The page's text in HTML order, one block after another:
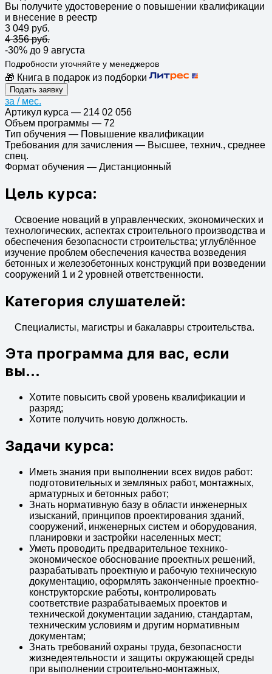
Вы получите удостоверение о повышении квалификации
и внесение в реестр
3 049 руб.
4 356 руб.
-30% до 9 августа
Подробности уточняйте у менеджеров
🎁 Книга в подарок из подборки
Подать заявку
за / мес.
Артикул курса — 214 02 056
Объем программы — 72
Тип обучения — Повышение квалификации
Требования для зачисления — Высшее, технич., среднее
спец.
Формат обучения — Дистанционный
Цель курса:
Освоение новаций в управленческих, экономических и
технологических, аспектах строительного производства и
обеспечения безопасности строительства; углублённое
изучение проблем обеспечения качества возведения
бетонных и железобетонных конструкций при возведении
сооружений 1 и 2 уровней ответственности.
Категория слушателей:
Специалисты, магистры и бакалавры строительства.
Эта программа для вас, если
вы...
Хотите повысить свой уровень квалификации и
разряд;
Хотите получить новую должность.
Задачи курса:
Иметь знания при выполнении всех видов работ:
подготовительных и земляных работ, монтажных,
арматурных и бетонных работ;
Знать нормативную базу в области инженерных
изысканий, принципов проектирования зданий,
сооружений, инженерных систем и оборудования,
планировки и застройки населенных мест;
Уметь проводить предварительное технико-
экономическое обоснование проектных решений,
разрабатывать проектную и рабочую техническую
документацию, оформлять законченные проектно-
конструкторские работы, контролировать
соответствие разрабатываемых проектов и
технической документации заданию, стандартам,
техническим условиям и другим нормативным
документам;
Знать требований охраны труда, безопасности
жизнедеятельности и защиты окружающей среды
при выполнении строительно-монтажных,